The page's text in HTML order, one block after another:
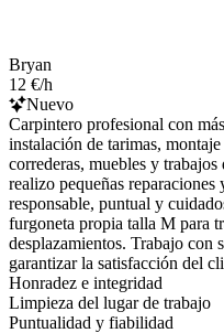
Bryan
12 €/h
Nuevo
Carpintero profesional con
instalación de tarimas,
correderas, muebles y
realizo pequeñas
responsable, puntual y
furgoneta propia talla M para
desplazamientos. Trabajo con
garantizar la satisfacción del
Honradez e integridad
Limpieza del lugar de trabajo
Puntualidad y fiabilidad